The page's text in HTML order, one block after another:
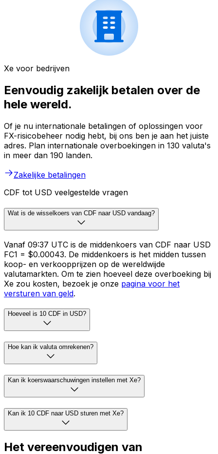
Xe voor bedrijven
Eenvoudig zakelijk betalen over de
hele wereld.
Of je nu internationale betalingen of oplossingen voor
FX-risicobeheer nodig hebt, bij ons ben je aan het juiste
adres. Plan internationale overboekingen in 130 valuta's
in meer dan 190 landen.
Zakelijke betalingen
CDF tot USD veelgestelde vragen
Wat is de wisselkoers van CDF naar USD vandaag?
Vanaf 09:37 UTC is de middenkoers van CDF naar USD
FC1 = $0.00043. De middenkoers is het midden tussen
koop- en verkoopprijzen op de wereldwijde
valutamarkten. Om te zien hoeveel deze overboeking bij
Xe zou kosten, bezoek je onze pagina voor het
versturen van geld.
Hoeveel is 10 CDF in USD?
Hoe kan ik valuta omrekenen?
Kan ik koerswaarschuwingen instellen met Xe?
Kan ik 10 CDF naar USD sturen met Xe?
Het vereenvoudigen van